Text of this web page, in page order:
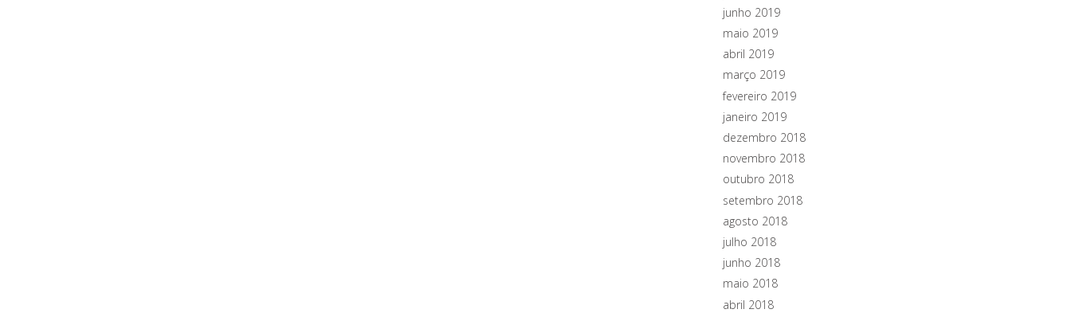
junho 2019
maio 2019
abril 2019
março 2019
fevereiro 2019
janeiro 2019
dezembro 2018
novembro 2018
outubro 2018
setembro 2018
agosto 2018
julho 2018
junho 2018
maio 2018
abril 2018